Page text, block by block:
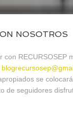
NOSOTROS
con RECURSOSEP
se
de seguidores